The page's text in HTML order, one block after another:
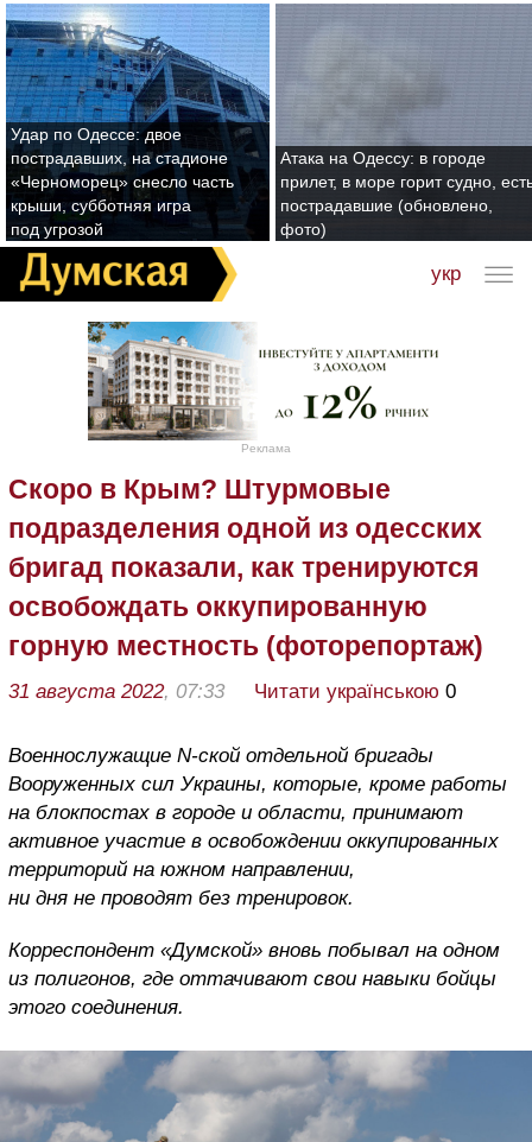
Удар по Одессе: двое
пострадавших, на стадионе
«Черноморец» снесло часть
крыши, субботняя игра
под угрозой
Атака на Одессу: в городе
прилет, в море горит судно,
пострадавшие (обновлено,
фото)
укр
Реклама
Скоро в Крым? Штурмовые
подразделения одной из одесских
бригад показали, как тренируются
освобождать оккупированную
горную местность (фоторепортаж)
31 августа 2022, 07:33 Читати українською 0
Военнослужащие N-cкой отдельной бригады
Вооруженных сил Украины, которые, кроме работы
на блокпостах в городе и области, принимают
активное участие в освобождении оккупированных
территорий на южном направлении,
ни дня не проводят без тренировок.
Корреспондент «Думской» вновь побывал на одном
из полигонов, где оттачивают свои навыки бойцы
этого соединения.